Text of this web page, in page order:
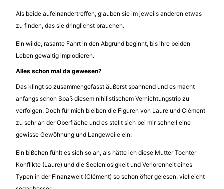
Als beide aufeinandertreffen, glauben sie im jeweils anderen etwas
zu finden, das sie dringlichst brauchen.
Ein wilde, rasante Fahrt in den Abgrund beginnt, bis ihre beiden
Leben gewaltig implodieren.
Alles schon mal da gewesen?
Das klingt so zusammengefasst äußerst spannend und es macht
anfangs schon Spaß diesem nihilistischem Vernichtungstrip zu
verfolgen. Doch für mich bleiben die Figuren von Laure und Clément
zu sehr an der Oberfläche und es stellt sich bei mir schnell eine
gewisse Gewöhnung und Langeweile ein.
Ein bißchen fühlt es sich so an, als hätte ich diese Mutter Tochter
Konflikte (Laure) und die Seelenlosigkeit und Verlorenheit eines
Typen in der Finanzwelt (Clément) so schon öfter gelesen, vielleicht